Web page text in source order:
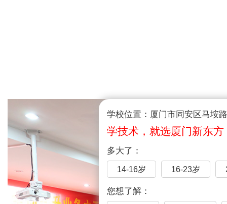
学校位置：厦门市同安区马垵
学技术，就选厦门新东方
多大了：
14-16岁 16-23岁
您想了解：